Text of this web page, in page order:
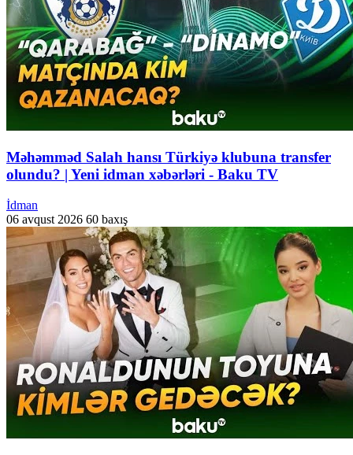
Məhəmməd Salah hansı Türkiyə klubuna transfer
olundu? | Yeni idman xəbərləri - Baku TV
İdman
06 avqust 2026 60 baxış